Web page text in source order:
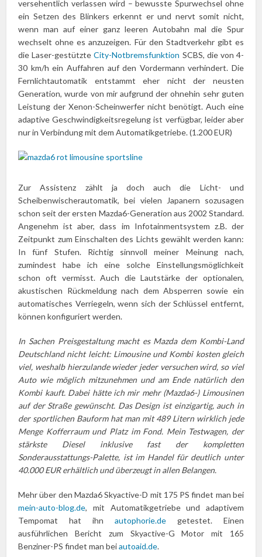
versehentlich verlassen wird – bewusste Spurwechsel ohne
ein Setzen des Blinkers erkennt er und nervt somit nicht,
wenn man auf einer ganz leeren Autobahn mal die Spur
wechselt ohne es anzuzeigen. Für den Stadtverkehr gibt es
die Laser-gestützteCity-Notbremsfunktion SCBS, die von 4-
30 km/h ein Auffahren auf den Vordermann verhindert. Die
Fernlichtautomatik entstammt eher nicht der neusten
Generation, wurde von mir aufgrund der ohnehin sehr guten
Leistung der Xenon-Scheinwerfer nicht benötigt. Auch eine
adaptive Geschwindigkeitsregelung ist verfügbar, leider aber
nur in Verbindung mit dem Automatikgetriebe. (1.200 EUR)
Zur Assistenz zählt ja doch auch die Licht- und
Scheibenwischerautomatik, bei vielen Japanern sozusagen
schon seit der ersten Mazda6-Generation aus 2002 Standard.
Angenehm ist aber, dass im Infotainmentsystem z.B. der
Zeitpunkt zum Einschalten des Lichts gewählt werden kann:
In fünf Stufen. Richtig sinnvoll meiner Meinung nach,
zumindest habe ich eine solche Einstellungsmöglichkeit
schon oft vermisst. Auch die Lautstärke der optionalen,
akustischen Rückmeldung nach dem Absperren sowie ein
automatisches Verriegeln, wenn sich der Schlüssel entfernt,
können konfiguriert werden.
In Sachen Preisgestaltung macht es Mazda dem Kombi-Land
Deutschland nicht leicht: Limousine und Kombi kosten gleich
viel, weshalb hierzulande wieder jeder versuchen wird, so viel
Auto wie möglich mitzunehmen und am Ende natürlich den
Kombi kauft. Dabei hätte ich mir mehr (Mazda6-) Limousinen
auf der Straße gewünscht. Das Design ist einzigartig, auch in
der sportlichen Bauform hat man mit 489 Litern wirklich jede
Menge Kofferraum und Platz im Fond. Mein Testwagen, der
stärkste Diesel inklusive fast der kompletten
Sonderausstattungs-Palette, ist im Handel für deutlich unter
40.000 EUR erhältlich und überzeugt in allen Belangen.
Mehr über den Mazda6 Skyactive-D mit 175 PS findet man bei
mein-auto-blog.de, mit Automatikgetriebe und adaptivem
Tempomat hat ihn autophorie.degetestet. Einen
ausführlichen Bericht zum Skyactive-G Motor mit 165
Benziner-PS findet man beiautoaid.de.